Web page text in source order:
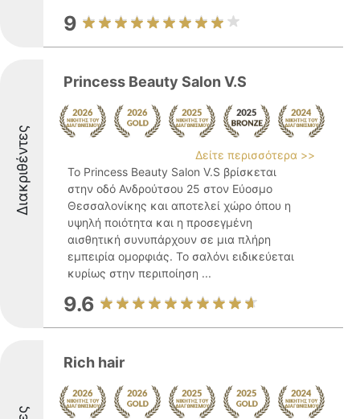
9
Διακριθέντες
Princess Beauty Salon V.S
Δείτε περισσότερα >>
Το Princess Beauty Salon V.S βρίσκεται
στην οδό Ανδρούτσου 25 στον Εύοσμο
Θεσσαλονίκης και αποτελεί χώρο όπου η
υψηλή ποιότητα και η προσεγμένη
αισθητική συνυπάρχουν σε μια πλήρη
εμπειρία ομορφιάς. Το σαλόνι ειδικεύεται
κυρίως στην περιποίηση ...
9.6
Rich hair